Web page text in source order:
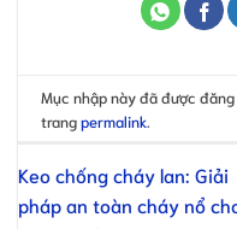
Mục nhập này đã được
trangpermalink
Keo chống cháy lan: Giải
pháp an toàn cháy nổ